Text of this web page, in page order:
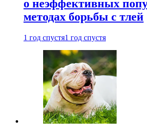
о неэффективных
методах борьбы с тлей
1 год спустя1 год спустя